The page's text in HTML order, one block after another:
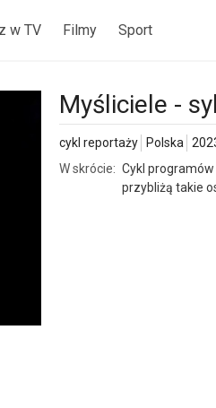
w TV Filmy Sport
Myśliciele -
cykl reportaży Polska
W skrócie: Cykl
przybliżą takie